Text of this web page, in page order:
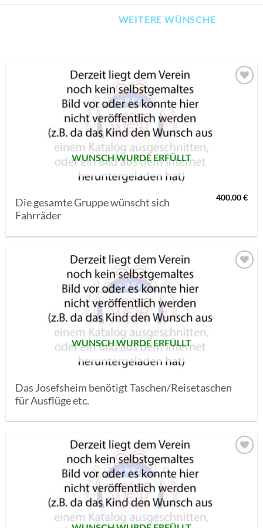
WEITERE WÜNSCHE
WUNSCH WURDE ERFÜLLT
Die gesamte Gruppe wünscht sich
Fahrräder
400,00€
WUNSCH WURDE ERFÜLLT
Das Josefsheim benötigt Taschen/Reisetaschen
für Ausflüge etc.